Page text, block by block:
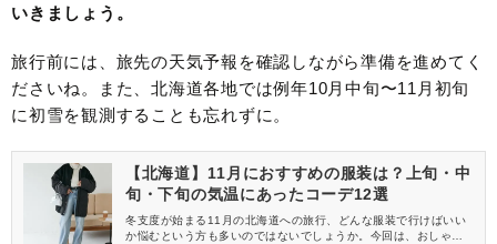
いきましょう。
旅行前には、旅先の天気予報を確認しながら準備を進めてく
ださいね。また、北海道各地では例年10月中旬〜11月初旬
に初雪を観測することも忘れずに。
【北海道】11月におすすめの服装は？上旬・中
旬・下旬の気温にあったコーデ12選
冬支度が始まる11月の北海道への旅行、どんな服装で行けばいい
か悩むという方も多いのではないでしょうか。今回は、おしゃれ